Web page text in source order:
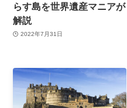
らす島を世界遺産マニアが
解説
2022年7月31日